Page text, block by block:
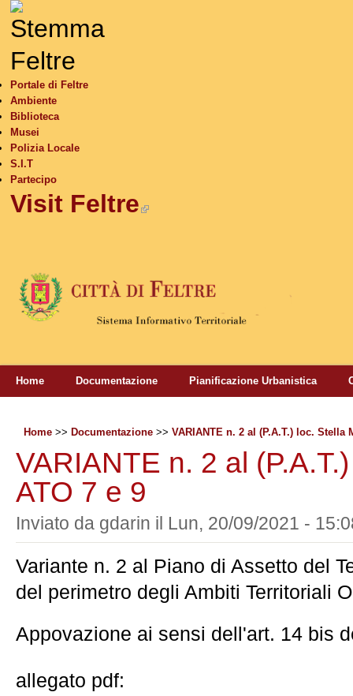
Portale di Feltre
Ambiente
Biblioteca
Musei
Polizia Locale
S.I.T
Partecipo
Visit Feltre
Home Documentazione Pianificazione Urbanistica
Home >> Documentazione >> VARIANTE n. 2 al (P.A.T.) loc. Stella
VARIANTE n. 2 al
ATO 7 e 9
Inviato da gdarin il Lun, 20/09/2021 -
Variante n. 2 al Piano di Assetto del
del perimetro degli Ambiti Territoriali
Appovazione ai sensi dell'art. 14 bis
allegato pdf: